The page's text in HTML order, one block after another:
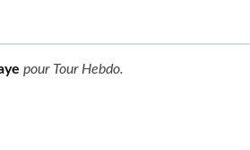
pour Tour Hebdo.